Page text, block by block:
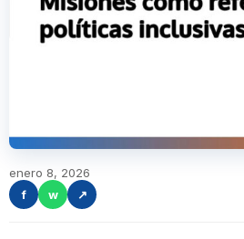
enero 8, 2026
f
w ↗